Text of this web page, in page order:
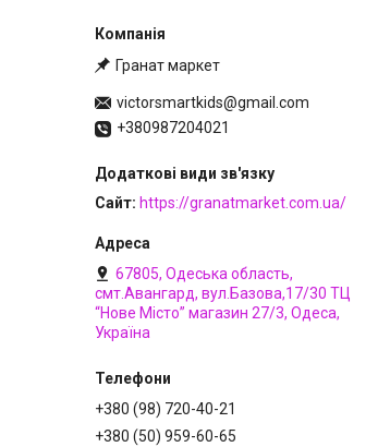
Гранат маркет
victorsmartkids@gmail.com
+380987204021
Сайт https://granatmarket.com.ua/
67805, Одеська область,
смт.Авангард, вул.Базова,17/30 ТЦ
“Нове Місто” магазин 27/3, Одеса,
Україна
+380 (98) 720-40-21
+380 (50) 959-60-65